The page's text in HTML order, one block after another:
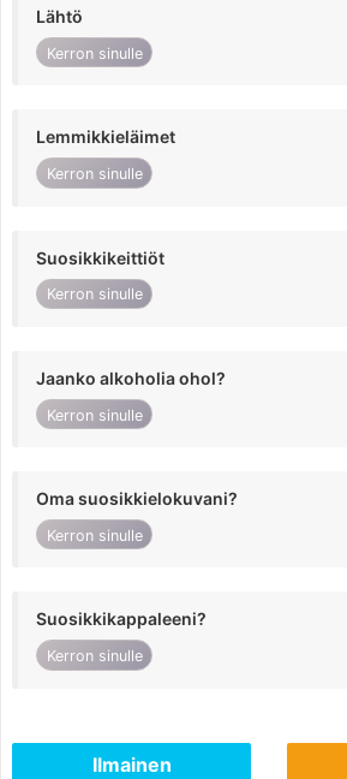
Lähtö
Kerron sinulle
Lemmikkieläimet
Kerron sinulle
Suosikkikeittiöt
Kerron sinulle
Jaanko alkoholia ohol?
Kerron sinulle
Oma suosikkielokuvani?
Kerron sinulle
Suosikkikappaleeni?
Kerron sinulle
Ilmainen